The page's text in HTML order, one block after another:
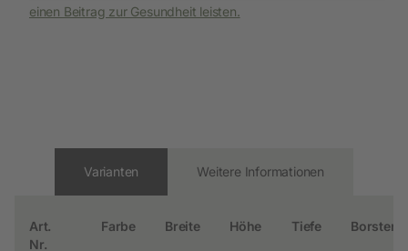
einen Beitrag zur Gesundheit leisten.
Varianten
Art.
Nr.
Farbe Breite Höhe Tiefe
Weitere Informationen